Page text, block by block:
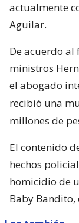
actualmente
Aguilar.
De acuerdo
ministros
el abogado
recibió una
millones de
El contenido
hechos
homicidio de
Baby